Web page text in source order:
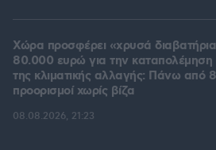
Χώρα προσφέρει «χρυσά
80.000 ευρώ για την καταπολέμηση
της κλιματικής αλλαγής: Πάνω από
προορισμοί χωρίς βίζα
08.08.2026, 21:23